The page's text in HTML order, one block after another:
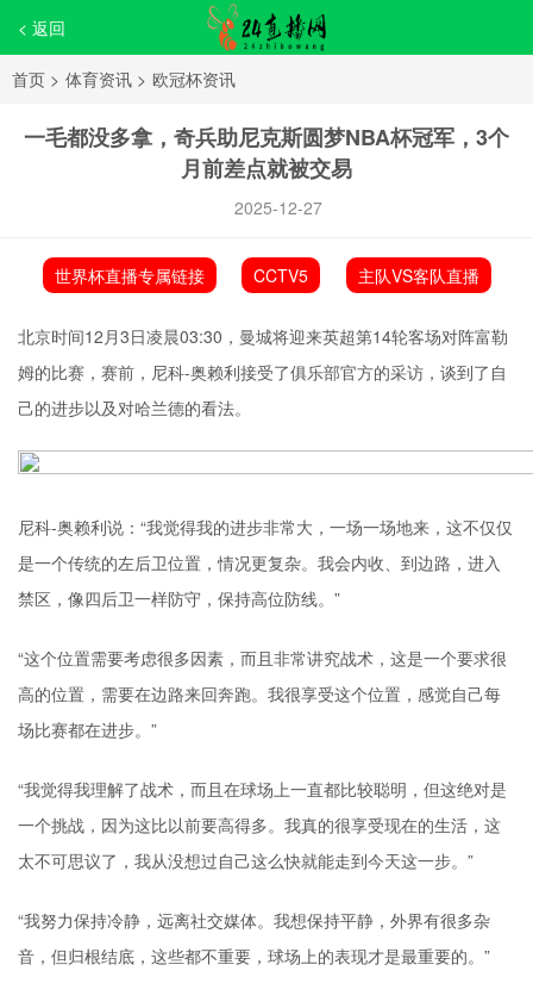
< 返回
首页 > 体育资讯 > 欧冠杯资讯
一毛都没多拿，奇兵助尼克斯圆梦NBA杯冠军，3个
月前差点就被交易
2025-12-27
世界杯直播专属链接 CCTV5 主队VS客队直播
北京时间12月3日凌晨03:30，曼城将迎来英超第14轮客场对阵富勒
姆的比赛，赛前，尼科-奥赖利接受了俱乐部官方的采访，谈到了自
己的进步以及对哈兰德的看法。
尼科-奥赖利说：“我觉得我的进步非常大，一场一场地来，这不仅仅
是一个传统的左后卫位置，情况更复杂。我会内收、到边路，进入
禁区，像四后卫一样防守，保持高位防线。”
“这个位置需要考虑很多因素，而且非常讲究战术，这是一个要求很
高的位置，需要在边路来回奔跑。我很享受这个位置，感觉自己每
场比赛都在进步。”
“我觉得我理解了战术，而且在球场上一直都比较聪明，但这绝对是
一个挑战，因为这比以前要高得多。我真的很享受现在的生活，这
太不可思议了，我从没想过自己这么快就能走到今天这一步。”
“我努力保持冷静，远离社交媒体。我想保持平静，外界有很多杂
音，但归根结底，这些都不重要，球场上的表现才是最重要的。”